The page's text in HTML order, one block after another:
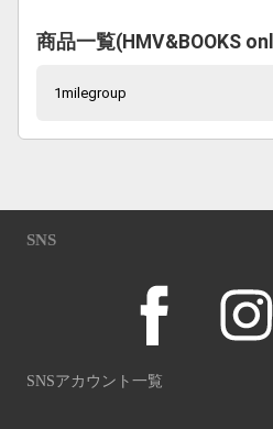
商品一覧(HMV&BOOKS
1milegroup
SNS
SNSアカウント一覧